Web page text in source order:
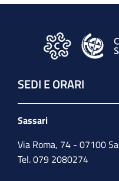
SEDI E ORARI
Sassari
Via Roma, 74 - 07100
Tel. 079 2080274